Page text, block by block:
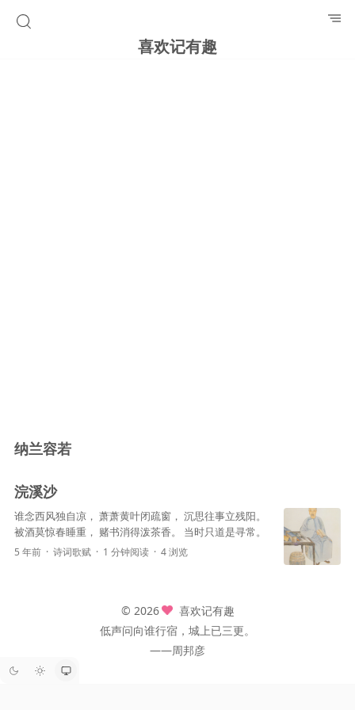
喜欢记有趣
纳兰容若
浣溪沙
谁念西风独自凉， 萧萧黄叶闭疏窗， 沉思往事立残阳。
被酒莫惊春睡重， 赌书消得泼茶香。 当时只道是寻常。
5 年前 诗词歌赋 1 分钟阅读 4 浏览
© 2026
喜欢记有趣
低声问向谁行宿，城上已三更。
——周邦彦